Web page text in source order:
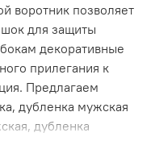
воротник позволяет
для защиты
декоративные
прилегания к
Предлагаем
дубленка мужская
дубленка